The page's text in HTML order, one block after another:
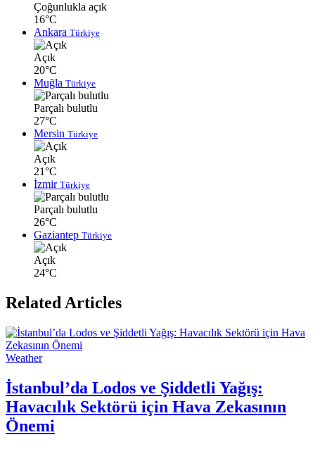
Çoğunlukla açık
16°C
Ankara Türkiye
Açık
20°C
Muğla Türkiye
Parçalı bulutlu
27°C
Mersin Türkiye
Açık
21°C
İzmir Türkiye
Parçalı bulutlu
26°C
Gaziantep Türkiye
Açık
24°C
Related Articles
Weather
İstanbul’da Lodos ve Şiddetli Yağış:
Havacılık Sektörü için Hava Zekasının
Önemi